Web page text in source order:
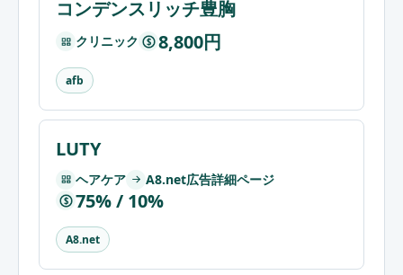
コンデンスリッチ豊胸
クリニック $ 8,800円
afb
LUTY
ヘアケア A8.net広告詳細ページ
$ 75% / 10%
A8.net